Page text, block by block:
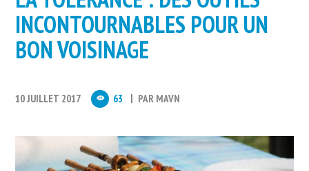
INCONTOURNABLES POUR UN
BON VOISINAGE
10 JUILLET 2017 63 PAR MAVN